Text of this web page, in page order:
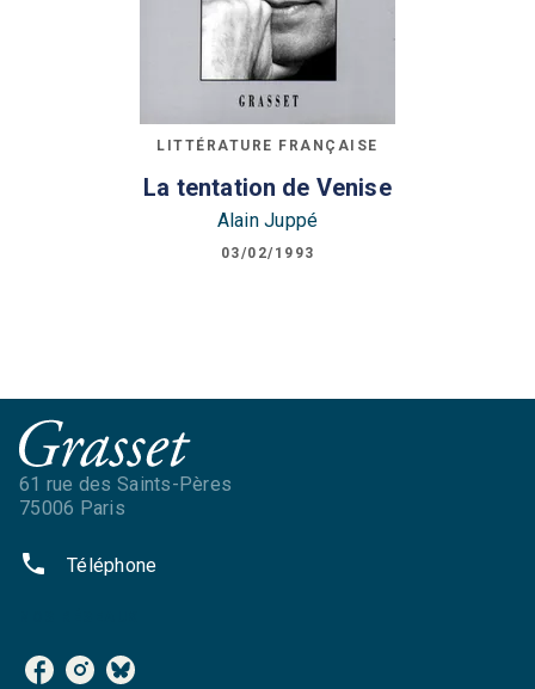
LITTÉRATURE FRANÇAISE
La tentation de Venise
Alain Juppé
03/02/1993
61 rue des Saints-Pères
75006 Paris
phone Téléphone